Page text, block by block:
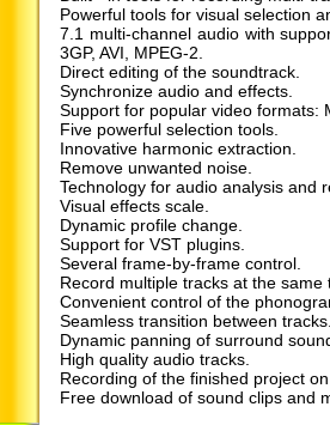
Powerful tools for visual selection
7.1 multi-channel audio with
3GP, AVI, MPEG-2.
Direct editing of the soundtrack.
Synchronize audio and effects.
Support for popular video formats:
Five powerful selection tools.
Innovative harmonic extraction.
Remove unwanted noise.
Technology for audio analysis and
Visual effects scale.
Dynamic profile change.
Support for VST plugins.
Several frame-by-frame control.
Record multiple tracks at the same
Convenient control of the
Seamless transition between
Dynamic panning of surround
High quality audio tracks.
Recording of the finished project
Free download of sound clips and